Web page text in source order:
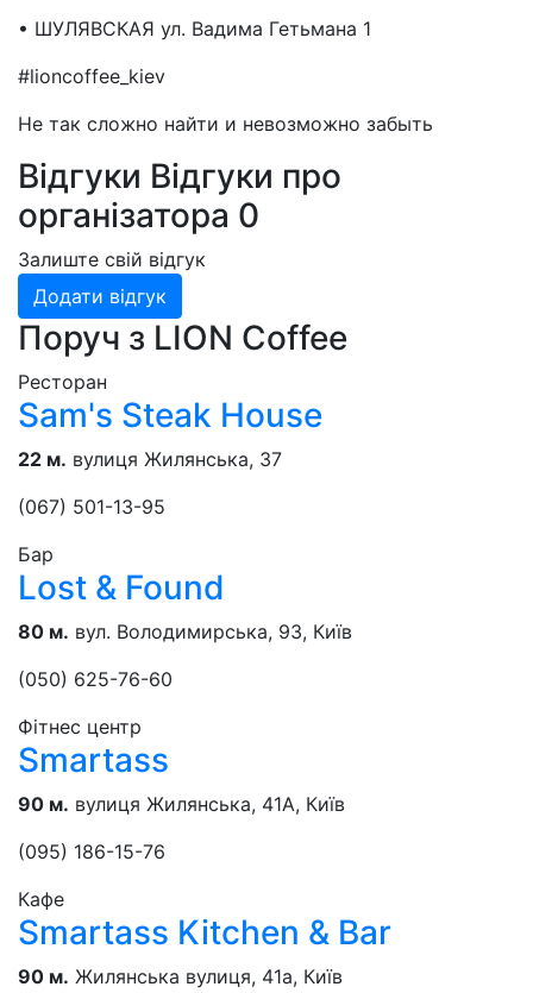
• ШУЛЯВСКАЯ ул. Вадима Гетьмана 1
#lioncoffee_kiev
Не так сложно найти и невозможно забыть
Відгуки Відгуки про
організатора 0
Залиште свій відгук
Додати відгук
Поруч з LION Coffee
Ресторан
Sam's Steak House
22 м. вулиця Жилянська, 37
(067) 501-13-95
Бар
Lost & Found
80 м. вул. Володимирська, 93, Київ
(050) 625-76-60
Фітнес центр
Smartass
90 м. вулиця Жилянська, 41А, Київ
(095) 186-15-76
Кафе
Smartass Kitchen & Bar
90 м. Жилянська вулиця, 41а, Київ